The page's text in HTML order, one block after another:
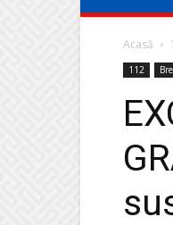
Acasă
112